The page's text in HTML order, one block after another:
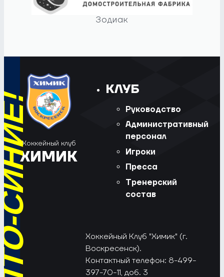
Зодиак
Хоккейный клуб
ХИМИК
КЛУБ
Руководство
Административный
персонал
Игроки
Пресса
Тренерский
состав
Хоккейный Клуб "Химик" (г.
Воскресенск).
Контактный телефон: 8-499-
397-70-11, доб. 3